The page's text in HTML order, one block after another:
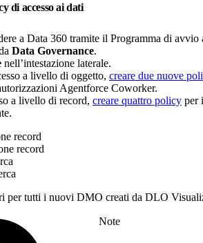
di accesso ai dati
a Data 360 tramite il Programma di avvio
Data Governance.
nell’intestazione laterale.
a livello di oggetto, creare due nuove
Agentforce Coworker.
a livello di record, creare quattro policy per
record
record
per tutti i nuovi DMO creati da DLO
Note